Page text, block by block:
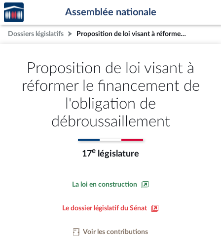
Aller au contenu
Aller en bas de la page
Accèder
à la
page
d'accueil
Assemblée nationale
Dossiers législatifs Proposition de loi visant à réformer le financement de l'obligation de débroussaillement
Proposition de loi visant à
réformer le financement de
l'obligation de
débroussaillement
17e législature
La loi en construction
Le dossier législatif du Sénat
Voir les contributions